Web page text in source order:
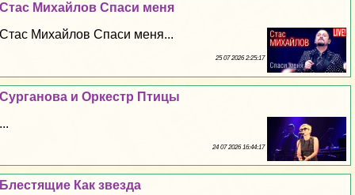
Стас Михайлов Спаси меня
Стас Михайлов Спаси меня...
25 07 2026 2:25:17
Сурганова и Оркестр Птицы
...
24 07 2026 16:44:17
Блестящие Как звезда